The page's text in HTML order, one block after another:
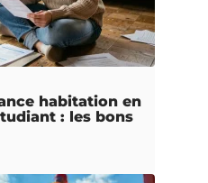
habitation en
: les bons